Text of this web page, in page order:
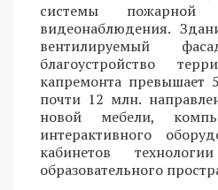
системы пожарной
видеонаблюдения.
вентилируемый
благоустройство
капремонта превышает
почти 12 млн.
новой мебели,
интерактивного
кабинетов
образовательного